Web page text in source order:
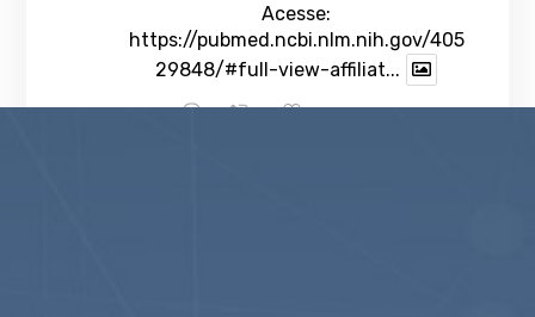
Acesse:
https://pubmed.ncbi.nlm.nih.gov/405
29848/#full-view-affiliat...